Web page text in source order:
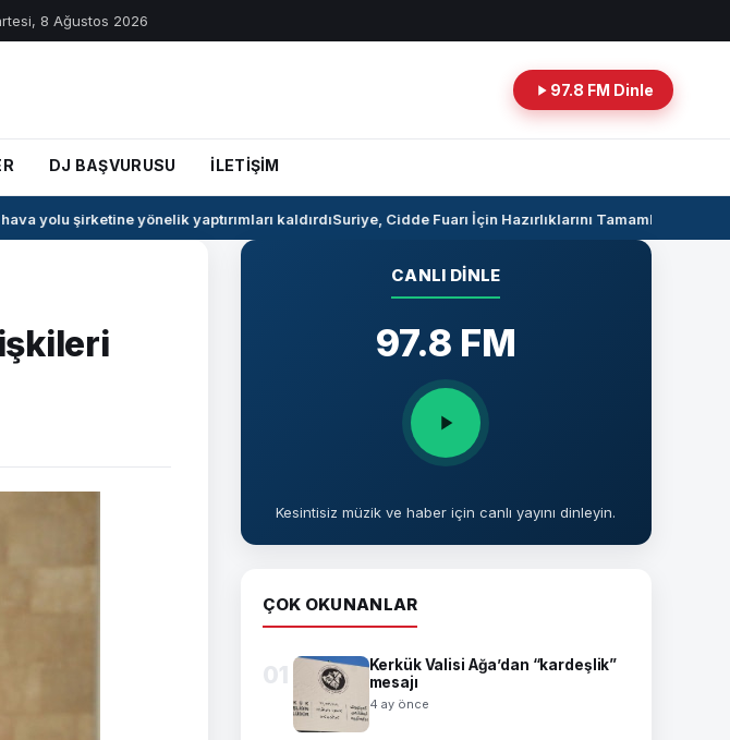
8 Ağustos 2026
97.8 FM Dinle
DJ BAŞVURUSU İLETİŞİM
yolu şirketine yönelik yaptırımları kaldırdıSuriye, Cidde Fuarı İçin Hazırlıklarını Tamamlıyor
CANLI DINLE
97.8 FM
Kesintisiz müzik ve haber için canlı yayını dinleyin.
ÇOK OKUNANLAR
01
Kerkük Valisi Ağa’dan “kardeşlik”
mesajı
4 ay önce